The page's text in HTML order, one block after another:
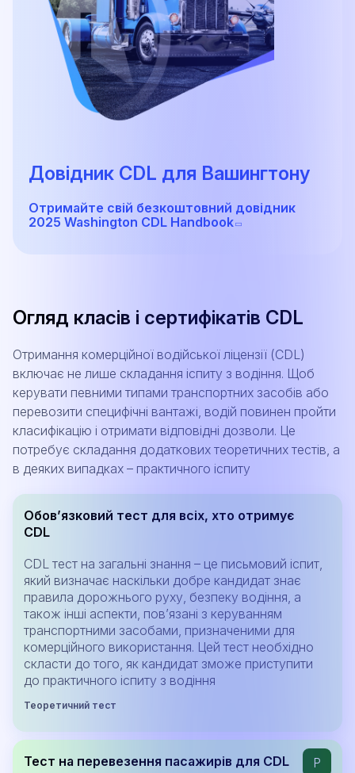
Довідник CDL для Вашингтону
Отримайте свій безкоштовний довідник
2025 Washington CDL Handbook
Огляд класів і сертифікатів CDL
Отримання комерційної водійської ліцензії (CDL)
включає не лише складання іспиту з водіння. Щоб
керувати певними типами транспортних засобів або
перевозити специфічні вантажі, водій повинен пройти
класифікацію і отримати відповідні дозволи. Це
потребує складання додаткових теоретичних тестів, а
в деяких випадках – практичного іспиту
Обов’язковий тест для всіх, хто отримує
CDL
CDL тест на загальні знання – це письмовий іспит,
який визначає наскільки добре кандидат знає
правила дорожнього руху, безпеку водіння, а
також інші аспекти, пов’язані з керуванням
транспортними засобами, призначеними для
комерційного використання. Цей тест необхідно
скласти до того, як кандидат зможе приступити
до практичного іспиту з водіння
Теоретичний тест
Тест на перевезення пасажирів для CDL
P